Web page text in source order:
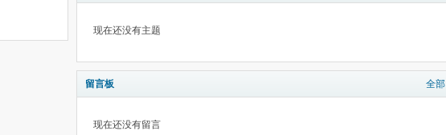
现在还没有主题
留言板 全部
现在还没有留言